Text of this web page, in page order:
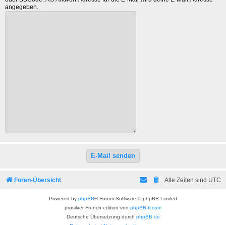
angegeben.
Foren-Übersicht Alle Zeiten sind UTC
Powered by phpBB® Forum Software © phpBB Limited
prosilver French edition von phpBB-fr.com
Deutsche Übersetzung durch phpBB.de